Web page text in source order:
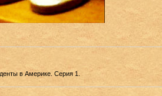
в Америке. Серия 1.